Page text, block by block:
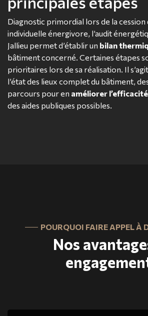
Diagnostic primordial lors de la cession
individuelle énergivore, l’audit
Jallieu permet d’établir un bilan
bâtiment concerné. Certaines étapes
prioritaires lors de sa réalisation. Il
l’état des lieux complet du bâtiment,
parcours pour en améliorer
des aides publiques possibles.
POURQUOI FAIRE APPEL À
Nos